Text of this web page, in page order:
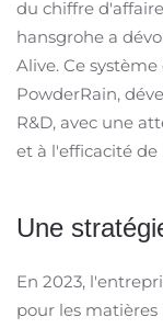
du chiffre
hansgrohe a
Alive. Ce
PowderRain,
R&D, avec une
et à l'efficacité de
Une
En 2023,
pour les matières